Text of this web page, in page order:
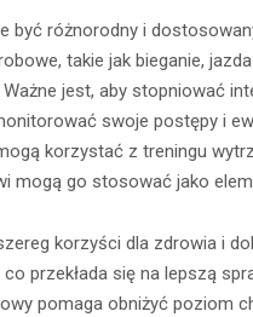
być różnorodny i
takie jak bieganie,
jest, aby stopniować
swoje postępy i
korzystać z treningu
mogą go stosować jako
korzyści dla zdrowia i
przekłada się na lepszą
pomaga obniżyć poziom
Ćwiczenia
mięśnie
brzucha – jak
poprawnie